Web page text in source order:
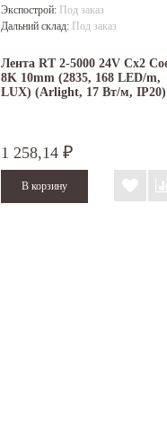
Экспострой: Под заказ
Дальний склад: Под заказ
Лента RT 2-5000 24V Cx2
8K 10mm (2835, 168 LED/m,
LUX) (Arlight, 17 Вт/м, IP20)
1 258,14 ₽